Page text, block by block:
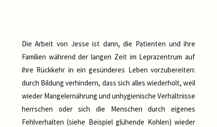
Die Arbeit von Jesse ist dann, die Patienten und ihre
Familien während der langen Zeit im Leprazentrum auf
ihre Rückkehr in ein gesünderes Leben vorzubereiten:
durch Bildung verhindern, dass sich alles wiederholt, weil
wieder Mangelernährung und unhygienische Verhältnisse
herrschen oder sich die Menschen durch eigenes
Fehlverhalten (siehe Beispiel glühende Kohlen) wieder